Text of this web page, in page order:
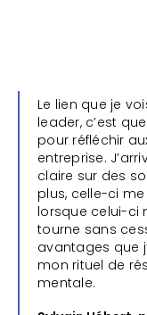
Le lien que je
leader, c’est
pour réfléchir
entreprise.
claire sur des
plus, celle-ci
lorsque celui-ci
tourne sans
avantages que
mon rituel de
mentale.